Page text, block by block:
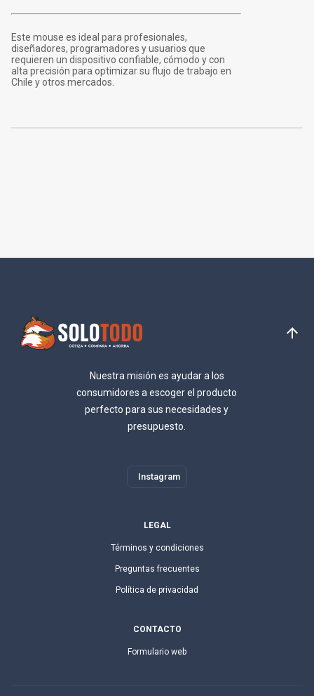
Este mouse es ideal para profesionales,
diseñadores, programadores y usuarios que
requieren un dispositivo confiable, cómodo y con
alta precisión para optimizar su flujo de trabajo en
Chile y otros mercados.
Nuestra misión es ayudar a los
consumidores a escoger el producto
perfecto para sus necesidades y
presupuesto.
Instagram
LEGAL
Términos y condiciones
Preguntas frecuentes
Política de privacidad
CONTACTO
Formulario web